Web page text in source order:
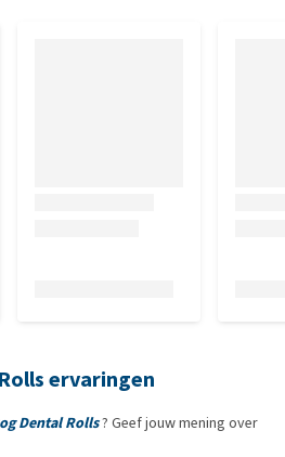
ervaringen
Dental Rolls? Geef jouw mening over